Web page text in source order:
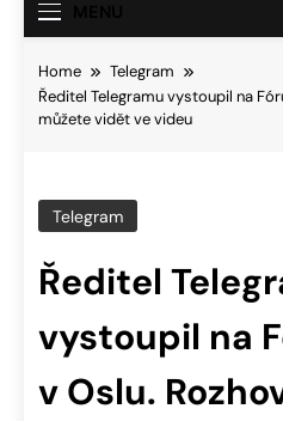
Home
Telegram
Ředitel Telegramu vystoupil na
můžete vidět ve videu
Telegram
Ředitel
vystoupil na
v Oslu.